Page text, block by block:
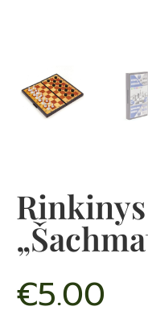
Rinkinys
€5.00